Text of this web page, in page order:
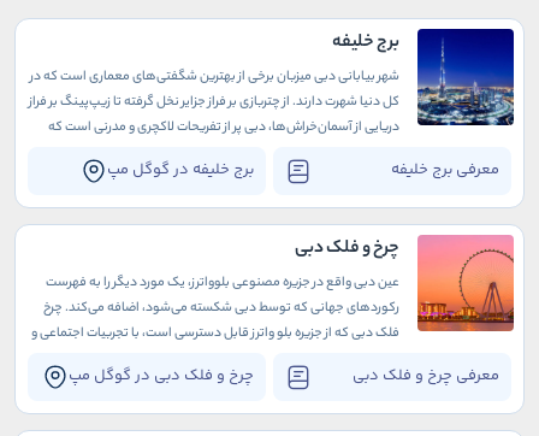
برج خلیفه
معرفی برج خلیفه برج خلیفه در گوگل مپ
شهر بیابانی دبی میزبان برخی از بهترین شگفتی‌های معماری است که در
کل دنیا شهرت دارند. از چتربازی بر فراز جزایر نخل گرفته تا زیپ‌پینگ بر فراز
دریایی از آسمان‌خراش‌ها، دبی پر از تفریحات لاکچری و مدرنی است که
چرخ و فلک دبی
معرفی چرخ و فلک دبی چرخ و فلک دبی در گوگل مپ
عین دبی واقع در جزیره مصنوعی بلوواترز، یک مورد دیگر را به فهرست
رکوردهای جهانی که توسط دبی شکسته می‌شود، اضافه می‌کند. چرخ
فلک دبی که از جزیره بلو واترز قابل دسترسی است، با تجربیات اجتماعی و
هر گردشگری شده است.